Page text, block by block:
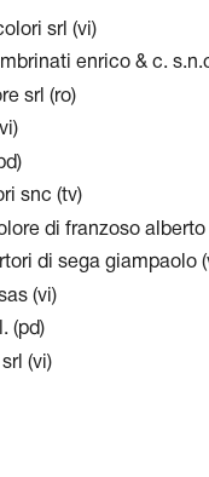
srl (vi)
enrico & c.
srl (ro)
snc (tv)
di franzoso alberto
di sega giampaolo
(vi)
(pd)
(vi)